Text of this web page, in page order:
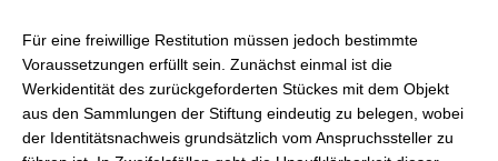
Für eine freiwillige Restitution müssen jedoch bestimmte
Voraussetzungen erfüllt sein. Zunächst einmal ist die
Werkidentität des zurückgeforderten Stückes mit dem Objekt
aus den Sammlungen der Stiftung eindeutig zu belegen, wobei
der Identitätsnachweis grundsätzlich vom Anspruchssteller zu